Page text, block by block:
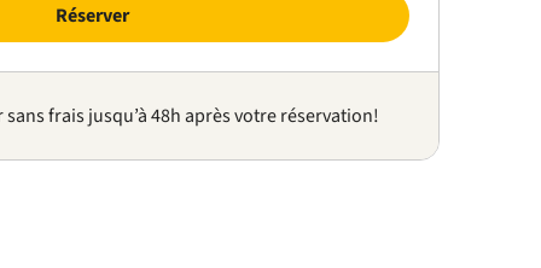
Réserver
frais jusqu’à 48h après votre réservation!